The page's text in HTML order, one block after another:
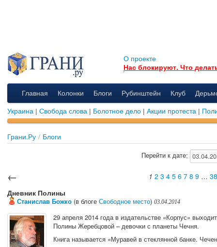
О проекте
Нас блокируют. Что
Главная Колонки Блоги Рубинштейн Клуб
Украина | Свобода слова | Болотное дело | Акции протеста |
Грани.Ру / Блоги
Перейти к дате:
← 1 2 3 4 5 6 7 8 9 …
Дневник Полины
Станислав Божко (в блоге Свободное место) 03.04.2014
29 апреля 2014 года в издательстве «Корпус»
Полины Жеребцовой – девочки с планеты Чечня.
Книга называется «Муравей в стеклянной банке.